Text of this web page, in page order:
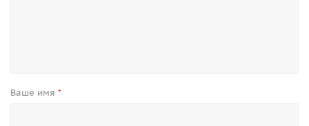
Ваше имя *